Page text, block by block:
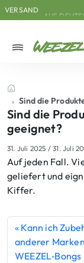
Skip to main content
Direkt zum Inhalt
Weiter zum Footer
VERSAND AUS
Startseite
Sind die
Sind die
geeignet?
31. Juli 2025 / 31. Juli
Auf jeden Fall.
geliefert und
Kiffer.
Kann ich
anderer
WEEZEL‑Bongs